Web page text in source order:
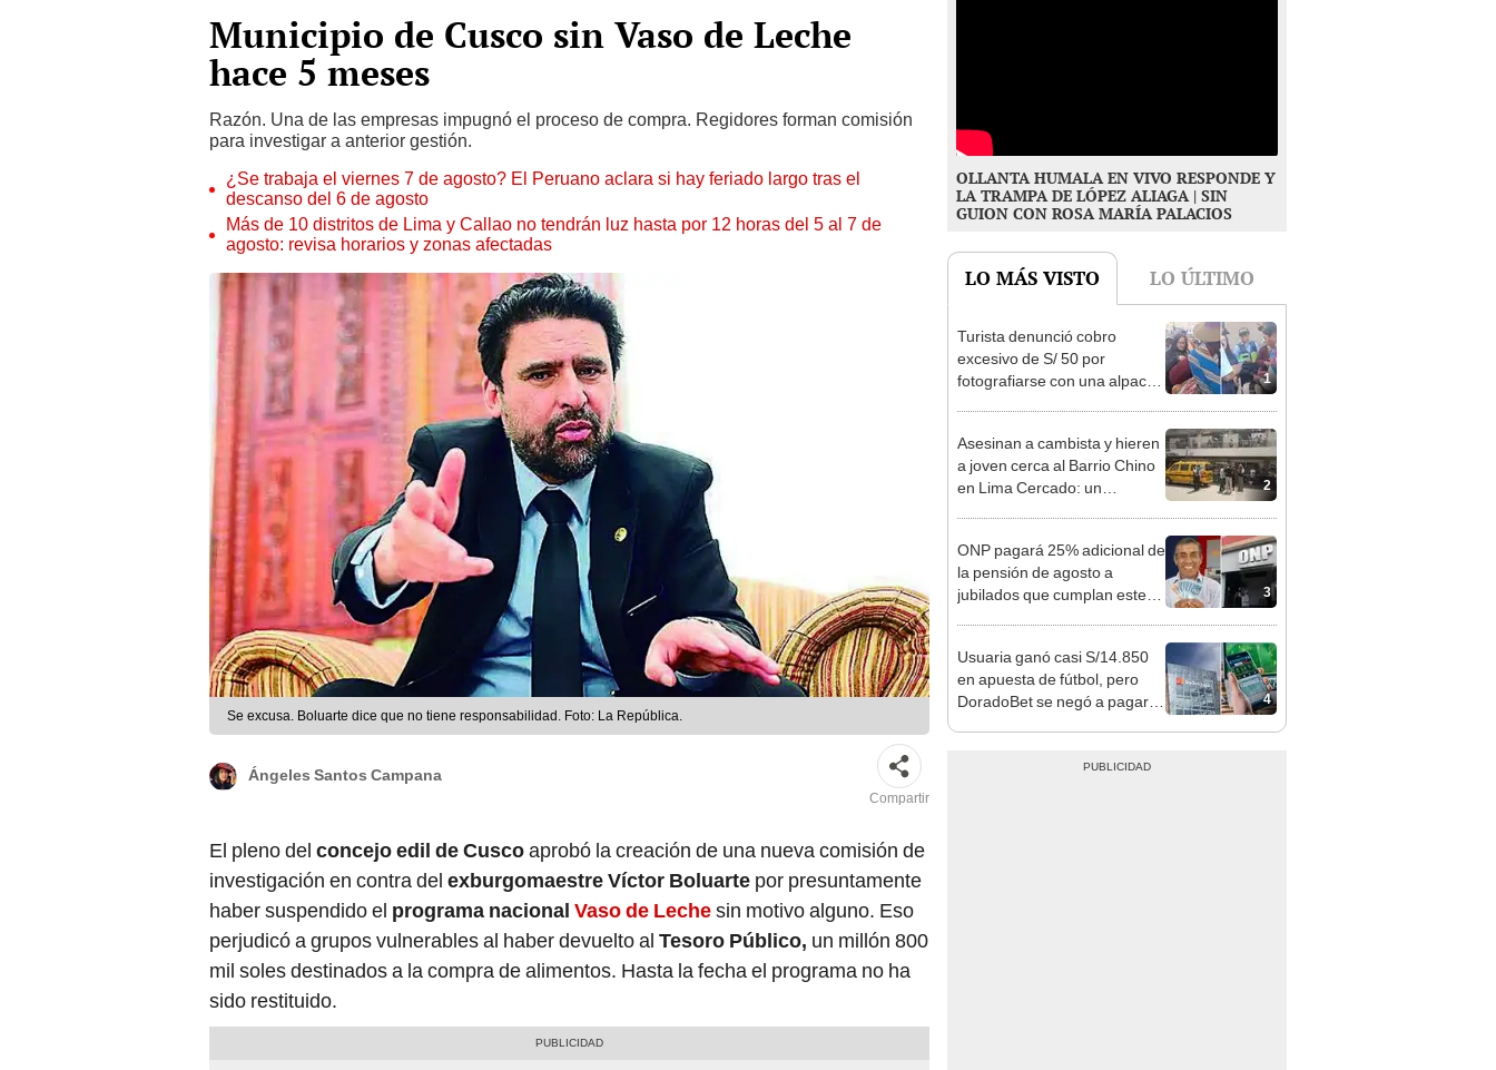
Municipio de Cusco sin Vaso de Leche
hace 5 meses
Razón. Una de las empresas impugnó el proceso de compra. Regidores forman comisión
para investigar a anterior gestión.
¿Se trabaja el viernes 7 de agosto? El Peruano aclara si hay feriado largo tras el
descanso del 6 de agosto
Más de 10 distritos de Lima y Callao no tendrán luz hasta por 12 horas del 5 al 7 de
agosto: revisa horarios y zonas afectadas
Se excusa. Boluarte dice que no tiene responsabilidad. Foto: La República.
Ángeles Santos Campana
Compartir
El pleno del concejo edil de Cuscoaprobó la creación de una nueva comisión de
investigación en contra del exburgomaestre Víctor Boluarte por presuntamente
haber suspendido el programa nacional Vaso de Lechesin motivo alguno. Eso
perjudicó a grupos vulnerables al haber devuelto al Tesoro Público, un millón 800
mil soles destinados a la compra de alimentos. Hasta la fecha el programa no ha
sido restituido.
OLLANTA HUMALA EN VIVO RESPONDE Y
LA TRAMPA DE LÓPEZ ALIAGA | SIN
GUION CON ROSA MARÍA PALACIOS
LO MÁS VISTO LO ÚLTIMO
1
Turista denunció cobro
excesivo de S/ 50 por
fotografiarse con una alpaca
2
Asesinan a cambista y hieren
a joven cerca al Barrio Chino
en Lima Cercado: un
3
ONP pagará 25% adicional de
la pensión de agosto a
jubilados que cumplan este
4
Usuaria ganó casi S/14.850
en apuesta de fútbol, pero
DoradoBet se negó a pagar: